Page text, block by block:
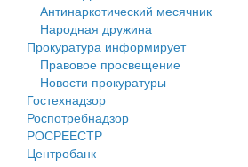
Правила землепользования и
Генеральные планы
Проекты планировки территории
Собрание депутатов
Городское поселение
Антинаркотический месячник
Народная дружина
Прокуратура информирует
Правовое просвещение
Новости прокуратуры
Гостехнадзор
Роспотребнадзор
РОСРЕЕСТР
Центробанк